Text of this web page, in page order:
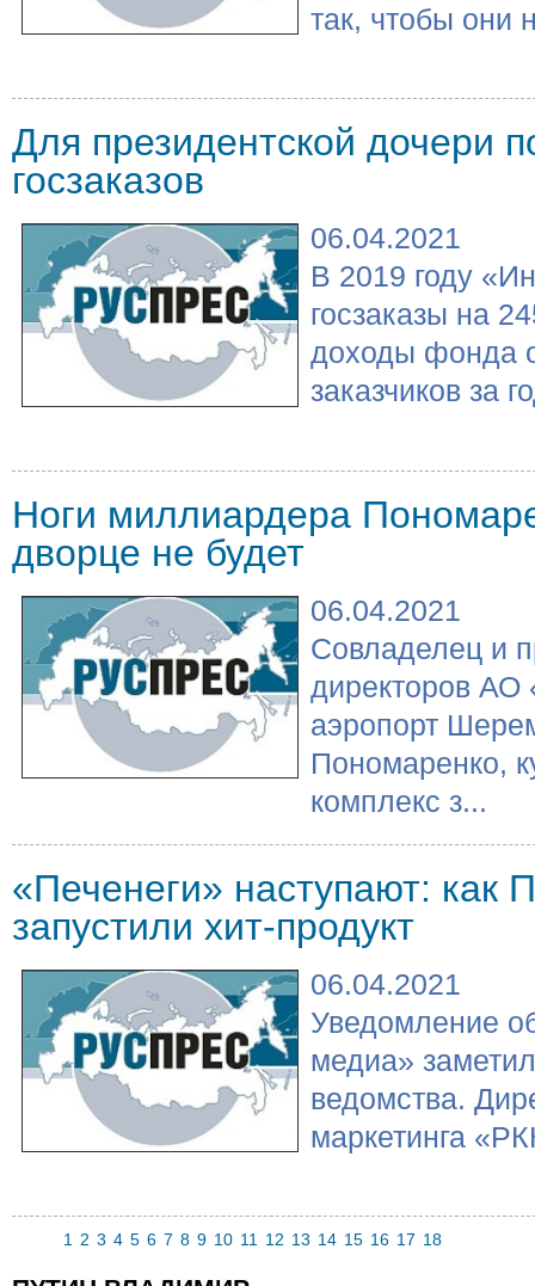
так, чтобы они
Для президентской дочери
госзаказов
06.04.2021
В 2019 году
госзаказы на
доходы фонда
заказчиков за
Ноги миллиардера
дворце не будет
06.04.2021
Совладелец и
директоров
аэропорт
Пономаренко,
комплекс з...
«Печенеги» наступают: как
запустили хит-продукт
06.04.2021
Уведомление
медиа»
ведомства.
маркетинга
1 2 3 4 5 6 7 8 9 10 11 12 13 14 15 16 17 18